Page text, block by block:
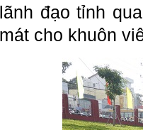
lãnh đạo tỉnh
mát cho khuôn